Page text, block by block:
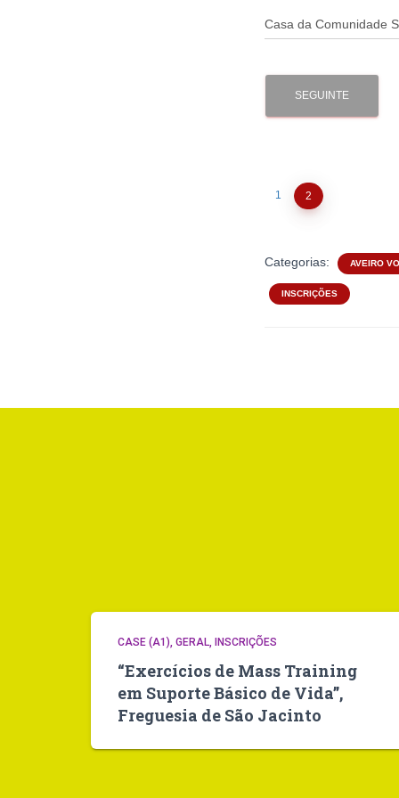
SEGUINTE
1 2
Categorias: AVEIRO
INSCRIÇÕES
CASE (A1) GERAL INSCRIÇÕES
“Exercícios de Mass Training
em Suporte Básico de Vida”,
Freguesia de São Jacinto